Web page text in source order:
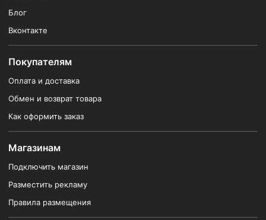
Блог
Вконтакте
Покупателям
Оплата и доставка
Обмен и возврат товара
Как оформить заказ
Магазинам
Подключить магазин
Разместить рекламу
Правила размещения